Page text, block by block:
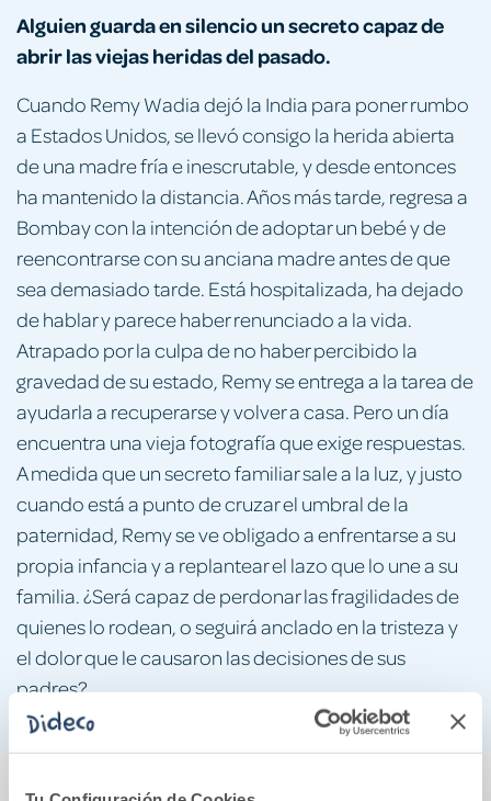
Alguien guarda en silencio un secreto capaz de
abrir las viejas heridas del pasado.
Cuando Remy Wadia dejó la India para poner rumbo
a Estados Unidos, se llevó consigo la herida abierta
de una madre fría e inescrutable, y desde entonces
ha mantenido la distancia. Años más tarde, regresa a
Bombay con la intención de adoptar un bebé y de
reencontrarse con su anciana madre antes de que
sea demasiado tarde. Está hospitalizada, ha dejado
de hablar y parece haber renunciado a la vida.
Atrapado por la culpa de no haber percibido la
gravedad de su estado, Remy se entrega a la tarea de
ayudarla a recuperarse y volver a casa. Pero un día
encuentra una vieja fotografía que exige respuestas.
A medida que un secreto familiar sale a la luz, y justo
cuando está a punto de cruzar el umbral de la
paternidad, Remy se ve obligado a enfrentarse a su
propia infancia y a replantear el lazo que lo une a su
familia. ¿Será capaz de perdonar las fragilidades de
quienes lo rodean, o seguirá anclado en la tristeza y
el dolor que le causaron las decisiones de sus
padres?
También podría gustarte...